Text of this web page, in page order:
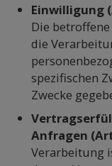
Einwilligung
Die
die
spezifischen
Zwecke
Anfragen
Verarbeitung